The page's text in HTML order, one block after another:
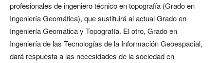
profesionales de ingeniero técnico en topografía (Grado en
Ingeniería Geomática), que sustituirá al actual Grado en
Ingeniería Geomática y Topografía. El otro, Grado en
Ingeniería de las Tecnologías de la Información Geoespacial,
dará respuesta a las necesidades de la sociedad en